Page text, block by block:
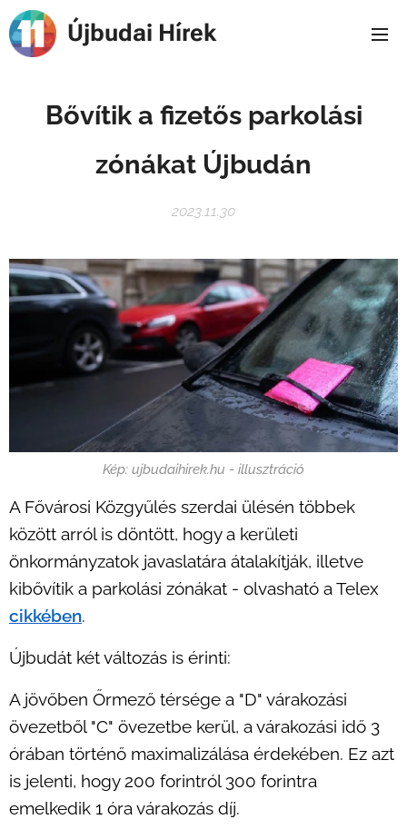
Újbudai Hírek
Bővítik a fizetős parkolási
zónákat Újbudán
2023.11.30
Kép: ujbudaihirek.hu - illusztráció
A Fővárosi Közgyűlés szerdai ülésén többek
között arról is döntött, hogy a kerületi
önkormányzatok javaslatára átalakítják, illetve
kibővítik a parkolási zónákat - olvasható a Telex
cikkében.
Újbudát két változás is érinti:
A jövőben Őrmező térsége a "D" várakozási
övezetből "C" övezetbe kerül, a várakozási idő 3
órában történő maximalizálása érdekében. Ez azt
is jelenti, hogy 200 forintról 300 forintra
emelkedik 1 óra várakozás díj.